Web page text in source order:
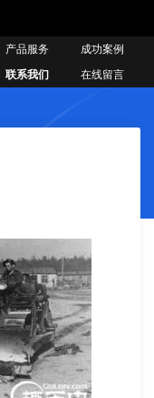
产品服务
成功案例
联系我们 在线留言